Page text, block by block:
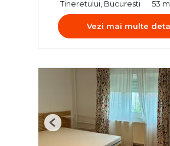
Tineretului, Bucuresti
53
Vezi mai multe
Previous